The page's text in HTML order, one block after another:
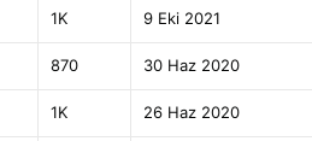
1K 9 Eki 2021
870 30 Haz 2020
1K 26 Haz 2020